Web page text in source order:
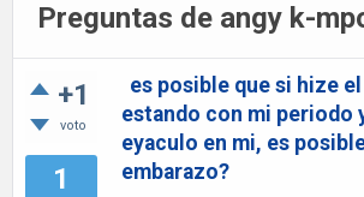
Preguntas de angy k-
+1
voto
1
es posible que si hize
estando con mi periodo
eyaculo en mi, es
embarazo?